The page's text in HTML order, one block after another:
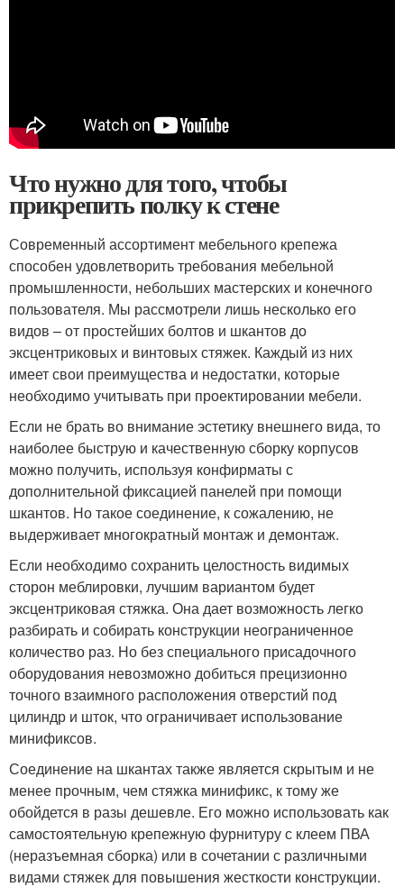
Что нужно для того, чтобы
прикрепить полку к стене
Современный ассортимент мебельного крепежа
способен удовлетворить требования мебельной
промышленности, небольших мастерских и конечного
пользователя. Мы рассмотрели лишь несколько его
видов – от простейших болтов и шкантов до
эксцентриковых и винтовых стяжек. Каждый из них
имеет свои преимущества и недостатки, которые
необходимо учитывать при проектировании мебели.
Если не брать во внимание эстетику внешнего вида, то
наиболее быструю и качественную сборку корпусов
можно получить, используя конфирматы с
дополнительной фиксацией панелей при помощи
шкантов. Но такое соединение, к сожалению, не
выдерживает многократный монтаж и демонтаж.
Если необходимо сохранить целостность видимых
сторон меблировки, лучшим вариантом будет
эксцентриковая стяжка. Она дает возможность легко
разбирать и собирать конструкции неограниченное
количество раз. Но без специального присадочного
оборудования невозможно добиться прецизионно
точного взаимного расположения отверстий под
цилиндр и шток, что ограничивает использование
минификсов.
Соединение на шкантах также является скрытым и не
менее прочным, чем стяжка минификс, к тому же
обойдется в разы дешевле. Его можно использовать как
самостоятельную крепежную фурнитуру с клеем ПВА
(неразъемная сборка) или в сочетании с различными
видами стяжек для повышения жесткости конструкции.